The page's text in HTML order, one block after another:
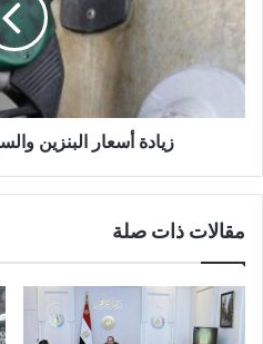
زيادة أسعار البنزين
مقالات ذات صلة